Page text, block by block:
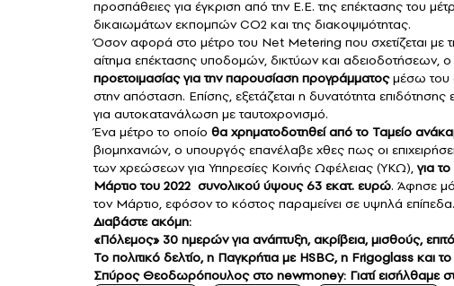
προσπάθειες για έγκριση από την Ε.Ε. της επέκτασης του
δικαιωμάτων εκπομπών CO2 και της διακοψιμότητας.
Όσον αφορά στο μέτρο του Net Metering που σχετίζεται με
αίτημα επέκτασης υποδομών, δικτύων και αδειοδοτήσεων,
προετοιμασίας για την παρουσίαση προγράμματοςμέσω του
στην απόσταση. Επίσης, εξετάζεται η δυνατότητα
για αυτοκατανάλωση με ταυτοχρονισμό.
Ένα μέτρο το οποίο θα χρηματοδοτηθεί από το Ταμείο
βιομηχανιών, ο υπουργός επανέλαβε χθες πως οι
των χρεώσεων για Υπηρεσίες Κοινής Ωφέλειας (ΥΚΩ), για
Μάρτιο του 2022 συνολικού ύψους 63 εκατ. ευρώ. Άφησε
τον Μάρτιο, εφόσον το κόστος παραμείνει σε υψηλά επίπεδα.
Διαβάστε ακόμη:
«Πόλεμος» 30 ημερών για ανάπτυξη, ακρίβεια, μισθούς,
Το πολιτικό δελτίο, η Παγκρήτια με HSBC, η Frigoglass και
Σπύρος Θεοδωρόπουλος στο newmoney: Γιατί εισήλθαμε